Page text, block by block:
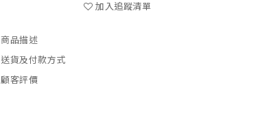
加入追蹤清單
商品描述
送貨及付款方式
顧客評價